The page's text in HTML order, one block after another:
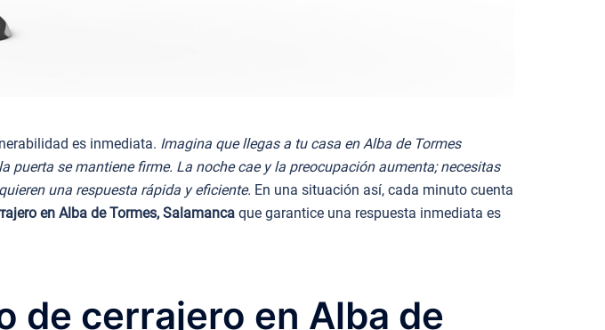
es inmediata. Imagina que llegas a tu casa en Alba de Tormes
puerta se mantiene firme. La noche cae y la preocupación aumenta; necesitas
una respuesta rápida y eficiente. En una situación así, cada minuto cuenta
en Alba de Tormes, Salamanca que garantice una respuesta inmediata es
de cerrajero en Alba de